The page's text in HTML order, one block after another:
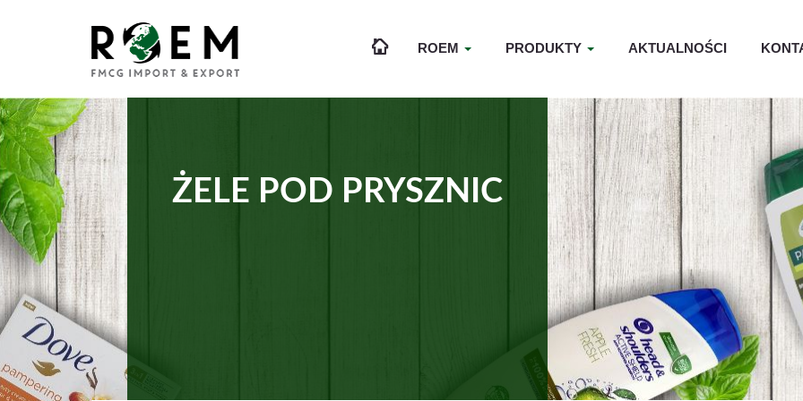
ROEM PRODUKTY AKTUALNOŚCI
ŻELE POD PRYSZNIC